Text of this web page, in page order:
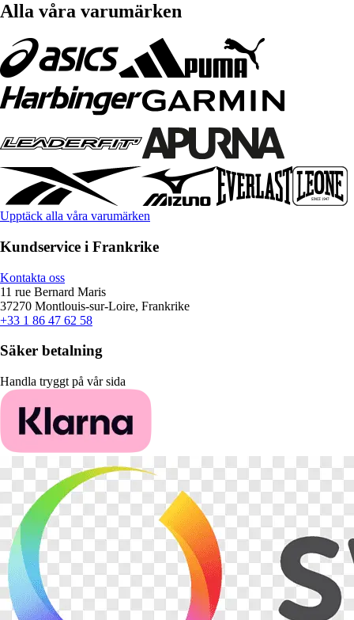
Alla våra varumärken
Upptäck alla våra varumärken
Kundservice i Frankrike
Kontakta oss
11 rue Bernard Maris
37270 Montlouis-sur-Loire, Frankrike
+33 1 86 47 62 58
Säker betalning
Handla tryggt på vår sida